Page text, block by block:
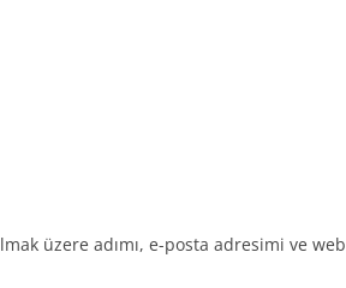
üzere adımı, e-posta adresimi ve web